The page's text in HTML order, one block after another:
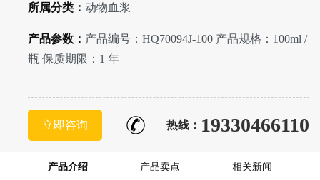
所属分类： 动物血浆
产品参数： 产品编号：HQ70094J-100 产品规格：100ml /
瓶 保质期限：1 年
立即咨询 热线： 19330466110
产品介绍 产品卖点 相关新闻